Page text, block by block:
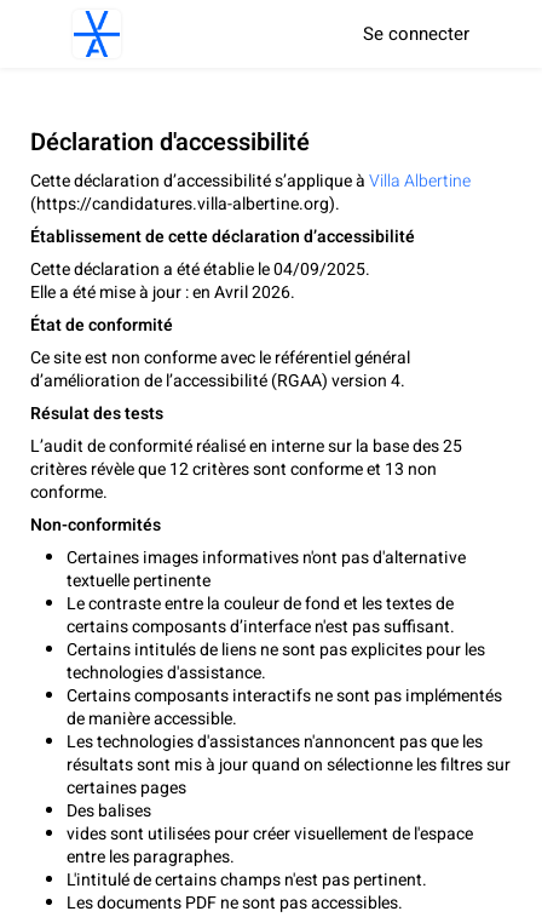
Se connecter
Déclaration d'accessibilité
Cette déclaration d’accessibilité s’applique àVilla Albertine
(https://candidatures.villa-albertine.org).
Établissement de cette déclaration d’accessibilité
Cette déclaration a été établie le 04/09/2025.
Elle a été mise à jour : en Avril 2026.
État de conformité
Ce site est non conforme avec le référentiel général
d’amélioration de l’accessibilité (RGAA) version 4.
Résulat des tests
L’audit de conformité réalisé en interne sur la base des 25
critères révèle que 12 critères sont conforme et 13 non
conforme.
Non-conformités
Certaines images informatives n'ont pas d'alternative
textuelle pertinente
Le contraste entre la couleur de fond et les textes de
certains composants d’interface n'est pas suffisant.
Certains intitulés de liens ne sont pas explicites pour les
technologies d'assistance.
Certains composants interactifs ne sont pas implémentés
de manière accessible.
Les technologies d'assistances n'annoncent pas que les
résultats sont mis à jour quand on sélectionne les filtres sur
certaines pages
Des balises
vides sont utilisées pour créer visuellement de l'espace
entre les paragraphes.
L'intitulé de certains champs n'est pas pertinent.
Les documents PDF ne sont pas accessibles.